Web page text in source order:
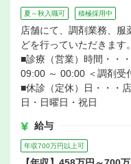
夏～秋入職可 積極採用中
店舗にて、調剤業務、服
どを行っていただきます。
■診療（営業）時間・・
09:00 ～ 00:00 ＜調剤受
■休診（定休）日・・・
日・日曜日・祝日
給与
年収700万円以上可